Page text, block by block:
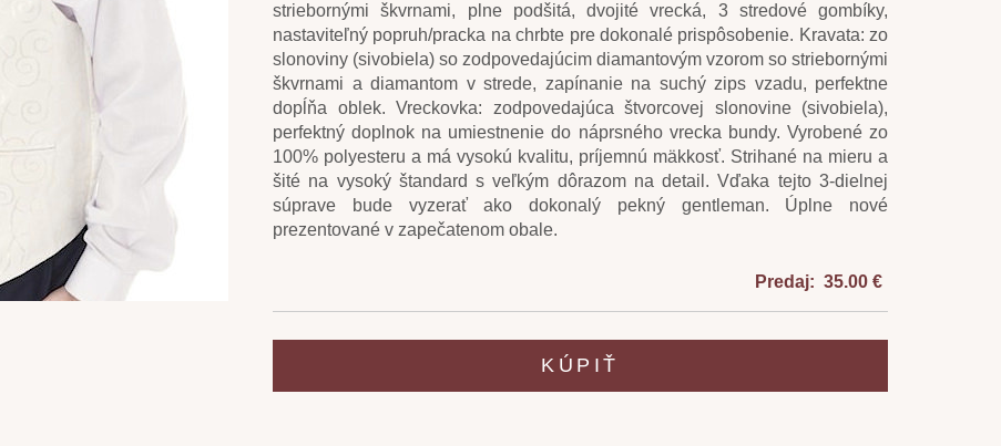
striebornými škvrnami, plne podšitá, dvojité vrecká, 3 stredové gombíky,
nastaviteľný popruh/pracka na chrbte pre dokonalé prispôsobenie. Kravata: zo
slonoviny (sivobiela) so zodpovedajúcim diamantovým vzorom so striebornými
škvrnami a diamantom v strede, zapínanie na suchý zips vzadu, perfektne
dopĺňa oblek. Vreckovka: zodpovedajúca štvorcovej slonovine (sivobiela),
perfektný doplnok na umiestnenie do náprsného vrecka bundy. Vyrobené zo
100% polyesteru a má vysokú kvalitu, príjemnú mäkkosť. Strihané na mieru a
šité na vysoký štandard s veľkým dôrazom na detail. Vďaka tejto 3-dielnej
súprave bude vyzerať ako dokonalý pekný gentleman. Úplne nové
prezentované v zapečatenom obale.
Predaj: 35.00 €
KÚPIŤ